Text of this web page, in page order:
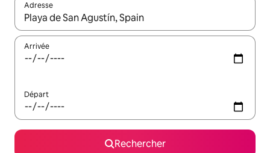
Adresse
Lorsque les résultats s'affichent, utilisez les flèches vers le
Arrivée
Départ
Rechercher